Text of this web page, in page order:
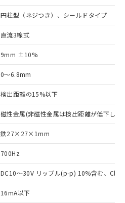
円柱型（ネジつき）、シールドタイプ
直流3線式
9mm ±10%
0～6.8mm
検出距離の15%以下
磁性金属(非磁性金属は検出距離が低下しま
鉄27×27×1mm
700Hz
DC10～30V リップル(p-p) 10%含む、
16mA以下